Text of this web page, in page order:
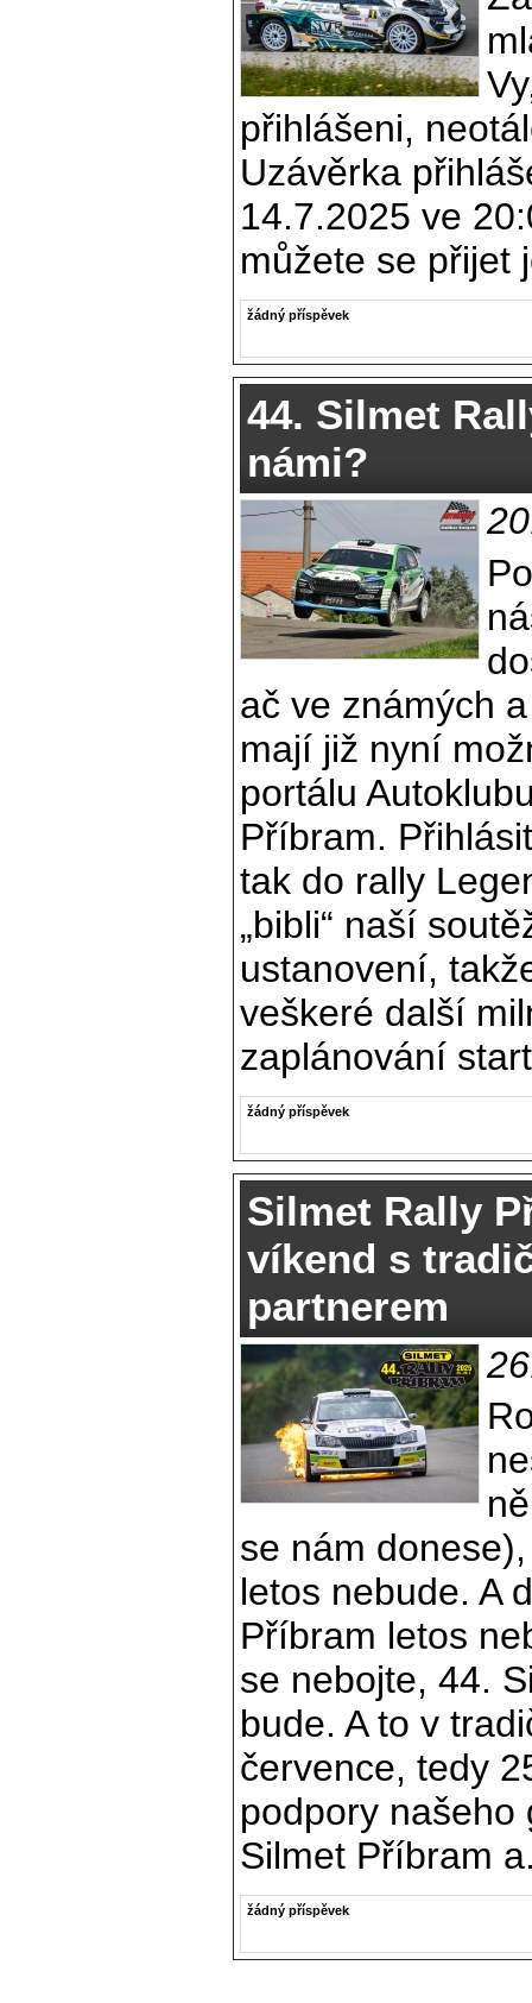
přihlášeni,
Uzávěrka
14.7.2025 ve
můžete se přijet
žádný příspěvek
44. Silmet
námi?
ač ve známých
mají již nyní
portálu
Příbram.
tak do rally
„bibli“ naší
ustanovení,
veškeré další
zaplánování
žádný příspěvek
Silmet Rally
víkend s
partnerem
se nám
letos nebude. A
Příbram letos
se nebojte, 44.
bude. A to v
července, tedy
podpory našeho
Silmet Příbram
žádný příspěvek